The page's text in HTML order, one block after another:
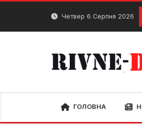
Skip
Четвер 6 Серпня 2026
3
ГОЛОВНА